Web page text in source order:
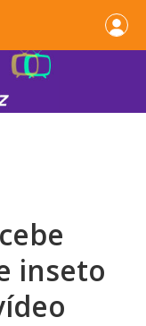
inseto